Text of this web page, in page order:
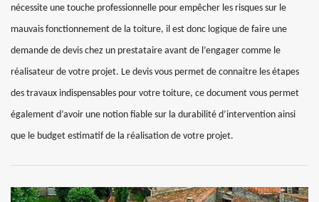
nécessite une touche professionnelle pour empêcher les risques sur le
mauvais fonctionnement de la toiture, il est donc logique de faire une
demande de devis chez un prestataire avant de l’engager comme le
réalisateur de votre projet. Le devis vous permet de connaitre les étapes
des travaux indispensables pour votre toiture, ce document vous permet
également d’avoir une notion fiable sur la durabilité d’intervention ainsi
que le budget estimatif de la réalisation de votre projet.